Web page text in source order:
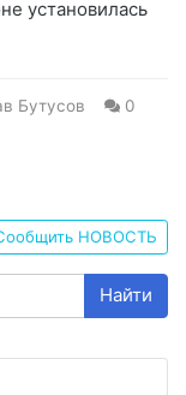
установилась
Бутусов 0
НОВОСТЬ
Найти